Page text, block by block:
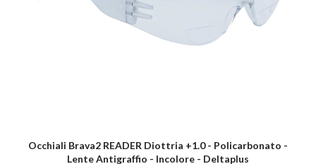
Occhiali Brava2 READER Diottria +1.0 - Policarbonato -
Lente Antigraffio - Incolore - Deltaplus